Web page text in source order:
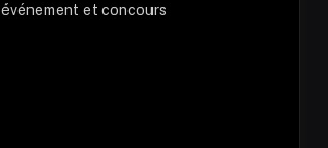
événement et concours